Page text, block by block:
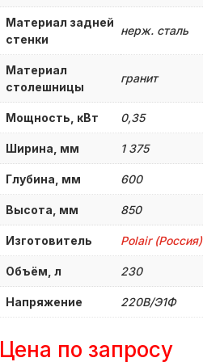
Материал задней
стенки
нерж. сталь
Материал
столешницы
гранит
Мощность, кВт 0,35
Ширина, мм 1 375
Глубина, мм 600
Высота, мм 850
Изготовитель Polair (Россия)
Объём, л 230
Напряжение 220В/Э1Ф
Цена по запросу